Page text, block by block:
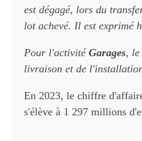
est dégagé, lors du
lot achevé. Il est exprimé
Pour l'activité Garages, le
livraison et de
En 2023, le chiffre
s'élève à 1 297 millions